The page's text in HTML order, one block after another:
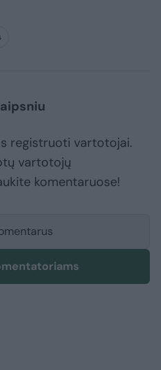
registruoti vartotojai.
vartotojų
komentaruose!